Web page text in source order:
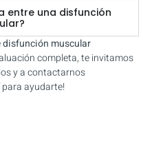
entre una disfunción
disfunción muscular
completa, te invitamos
y a contactarnos
para ayudarte!